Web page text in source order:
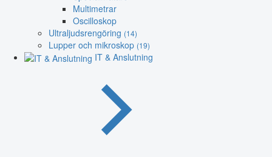
Multimetrar
Oscilloskop
Ultraljudsrengöring (14)
Lupper och mikroskop (19)
IT & Anslutning